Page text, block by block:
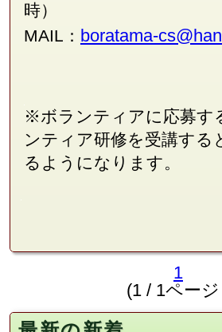
時）
MAIL： boratama-
※ボランティアに応募す
ンティア研修を受講する
るようになります。
1
(1 / 1ペー